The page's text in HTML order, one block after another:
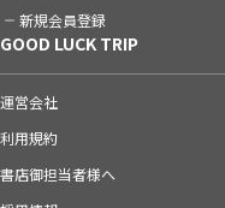
新規会員登録
GOOD LUCK TRIP
運営会社
利用規約
書店御担当者様へ